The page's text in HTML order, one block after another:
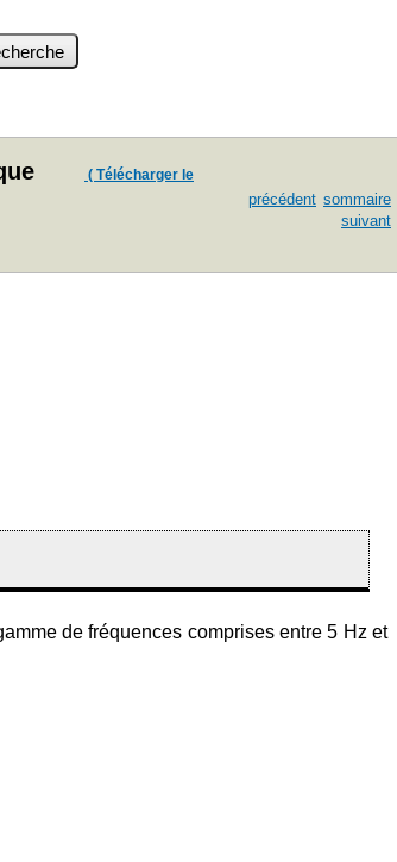
( Télécharger le
précédent sommaire
suivant
de fréquences comprises entre 5 Hz et